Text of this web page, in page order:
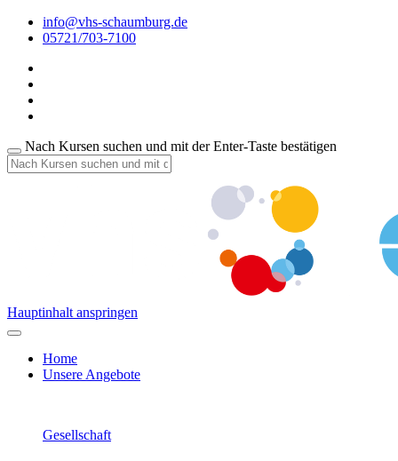
info@vhs-schaumburg.de
05721/703-7100
Nach Kursen suchen und mit der Enter-Taste bestätigen
Hauptinhalt anspringen
Home
Unsere Angebote
Gesellschaft